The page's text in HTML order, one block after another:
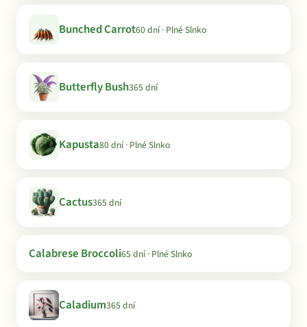
Bunched Carrot60 dní · Plné Slnko
Butterfly Bush365 dní
Kapusta80 dní · Plné Slnko
Cactus365 dní
Calabrese Broccoli65 dní · Plné Slnko
Caladium365 dní